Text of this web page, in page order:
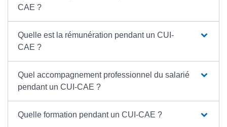
CAE ?
Quelle est la rémunération pendant un CUI-
CAE ?
Quel accompagnement professionnel du salarié
pendant un CUI-CAE ?
Quelle formation pendant un CUI-CAE ?